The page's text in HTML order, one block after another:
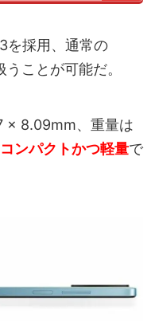
を採用、通常の
ことが可能だ。
x 8.09mm、重量は
ンパクトかつ軽量で